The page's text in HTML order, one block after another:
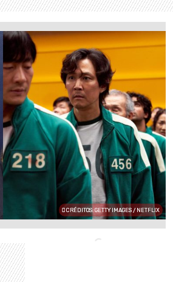
CRÉDITOS: GETTY IMAGES / NETFLIX